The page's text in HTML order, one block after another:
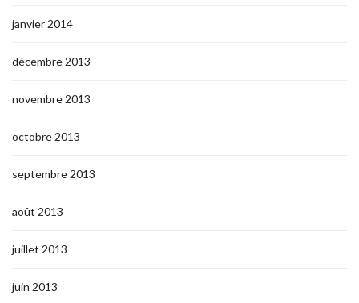
janvier 2014
décembre 2013
novembre 2013
octobre 2013
septembre 2013
août 2013
juillet 2013
juin 2013